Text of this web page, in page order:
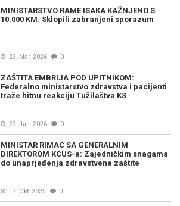
MINISTARSTVO RAME ISAKA KAŽNJENO S
10.000 KM: Sklopili zabranjeni sporazum
23. Mar. 2026 0
ZAŠTITA EMBRIJA POD UPITNIKOM:
Federalno ministarstvo zdravstva i pacijenti
traže hitnu reakciju Tužilaštva KS
27. Jan. 2026 0
MINISTAR RIMAC SA GENERALNIM
DIREKTOROM KCUS-a: Zajedničkim snagama
do unaprjeđenja zdravstvene zaštite
17. Okt. 2025 0